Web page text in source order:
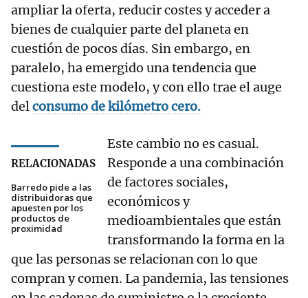
ampliar la oferta, reducir costes y acceder a
bienes de cualquier parte del planeta en
cuestión de pocos días. Sin embargo, en
paralelo, ha emergido una tendencia que
cuestiona este modelo, y con ello trae el auge
delconsumo de kilómetro cero.
RELACIONADAS
Barredo pide a las
distribuidoras que
apuesten por los
productos de
proximidad
Este cambio no es casual.
Responde a una combinación
de factores sociales,
económicos y
medioambientales que están
transformando la forma en la
que las personas se relacionan con lo que
compran y comen. La pandemia, las tensiones